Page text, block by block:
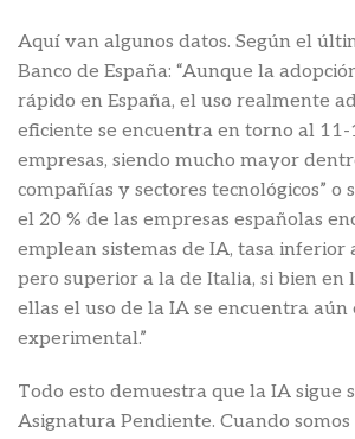
Aquí van algunos datos. Según el
Banco de España: “Aunque la
rápido en España, el uso realmente
eficiente se encuentra en torno al
empresas, siendo mucho mayor
compañías y sectores tecnológicos” o
el 20 % de las empresas españolas
emplean sistemas de IA, tasa inferior
pero superior a la de Italia, si bien en
ellas el uso de la IA se encuentra aún
experimental.”
Todo esto demuestra que la IA sigue
Asignatura Pendiente. Cuando somos